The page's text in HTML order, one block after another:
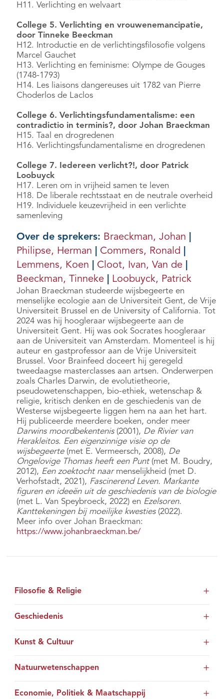
H11. Verlichting en welvaart
College 5. Verlichting en vrouwenemancipatie,
door Tinneke Beeckman
H12. Introductie en de verlichtingsfilosofie volgens
Marcel Gauchet
H13. Verlichting en feminisme: Olympe de Gouges
(1748-1793)
H14. Les liaisons dangereuses uit 1782 van Pierre
Choderlos de Laclos
College 6. Verlichtingsfundamentalisme: een
contradictio in terminis?, door Johan Braeckman
H15. Taal en drogredenen
H16. Verlichtingsfundamentalisme en drogredenen
College 7. Iedereen verlicht?!, door Patrick
Loobuyck
H17. Leren om in vrijheid samen te leven
H18. De liberale rechtsstaat en de neutrale overheid
H19. Individuele keuzevrijheid in een verlichte
samenleving
Over de sprekers: Braeckman, Johan
Philipse, Herman
Commers, Ronald
Lemmens, Koen
Cloot, Ivan, Van de
Beeckman, Tinneke
Loobuyck, Patrick
Johan Braeckman studeerde wijsbegeerte en
menselijke ecologie aan de Universiteit Gent, de Vrije
Universiteit Brussel en de University of California. Tot
2024 was hij hoogleraar wijsbegeerte aan de
Universiteit Gent. Hij was ook Socrates hoogleraar
aan de Universiteit van Amsterdam. Momenteel is hij
auteur en gastprofessor aan de Vrije Universiteit
Brussel. Voor Brainfeed doceert hij geregeld
tweedaagse masterclasses aan artsen. Onderwerpen
zoals Charles Darwin, de evolutietheorie,
pseudowetenschappen, bio-ethiek, wetenschap &
religie, kritisch denken en de geschiedenis van de
Westerse wijsbegeerte liggen hem na aan het hart.
Hij publiceerde meerdere boeken, onder meer
Darwins moordbekentenis(2001), De Rivier van
Herakleitos. Een eigenzinnige visie op de
wijsbegeerte(met E. Vermeersch, 2008), De
Ongelovige Thomas heeft een Punt(met M. Boudry,
2012), Een zoektocht naar menselijkheid (met D.
Verhofstadt, 2021), Fascinerend Leven. Markante
figuren en ideeën uit de geschiedenis van de biologie
(met L. Van Speybroeck, 2022) en Ezelsoren.
Kanttekeningen bij moeilijke kwesties(2022).
Meer info over Johan Braeckman:
https://www.johanbraeckman.be/
Filosofie & Religie
Geschiedenis
Kunst & Cultuur
Natuurwetenschappen
Economie, Politiek & Maatschappij